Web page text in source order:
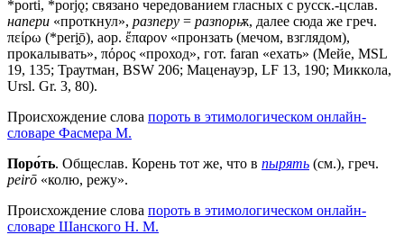
*porti, *porjǫ; связано чередованием гласных с русск.-цслав.
напери «проткнул», разперу = разпорѭ, далее сюда же греч.
πείρω (*реri̯ō), аор. ἔπαρον «пронзать (мечом, взглядом),
прокалывать», πόρος «проход», гот. fаrаn «ехать» (Мейе, МSL
19, 135; Траутман, ВSW 206; Маценауэр, LF 13, 190; Миккола,
Ursl. Gr. 3, 80).
Происхождение слова пороть в этимологическом онлайн-
словаре Фасмера М.
Поро́ть. Общеслав. Корень тот же, что в пырять (см.), греч.
peirō «колю, режу».
Происхождение слова пороть в этимологическом онлайн-
словаре Шанского Н. М.